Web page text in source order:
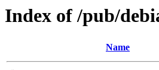
Index of /pub/
Name